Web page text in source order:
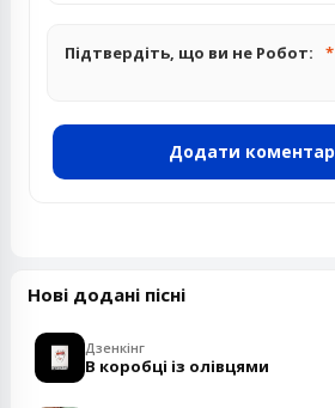
Підтвердіть, що ви не Робот:
Додати коментар
Нові додані пісні
Дзенкінг
В коробці із олівцями